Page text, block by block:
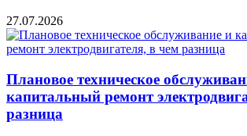
27.07.2026
Плановое техническое
капитальный ремонт
разница